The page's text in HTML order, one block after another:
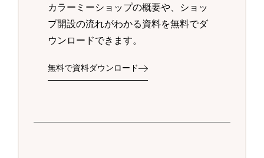
カラーミーショップの概要や、ショッ
プ開設の流れがわかる資料を無料でダ
ウンロードできます。
無料で資料ダウンロード